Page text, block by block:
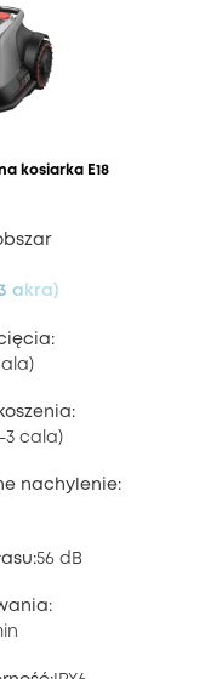
kosiarka E18
akra)
3 cala)
nachylenie:
56 dB